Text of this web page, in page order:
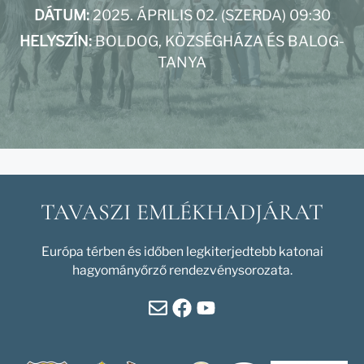
DÁTUM:2025. ÁPRILIS 02. (SZERDA) 09:30
HELYSZÍN:BOLDOG, KÖZSÉGHÁZA ÉS BALOG-
TANYA
TAVASZI EMLÉKHADJÁRAT
Európa térben és időben legkiterjedtebb katonai
hagyományőrző rendezvénysorozata.